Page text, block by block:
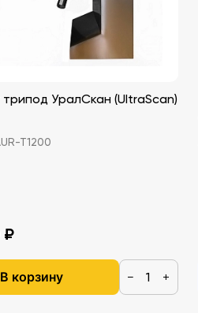
трипод УралСкан (UltraScan)
T1200
₽
В корзину − +